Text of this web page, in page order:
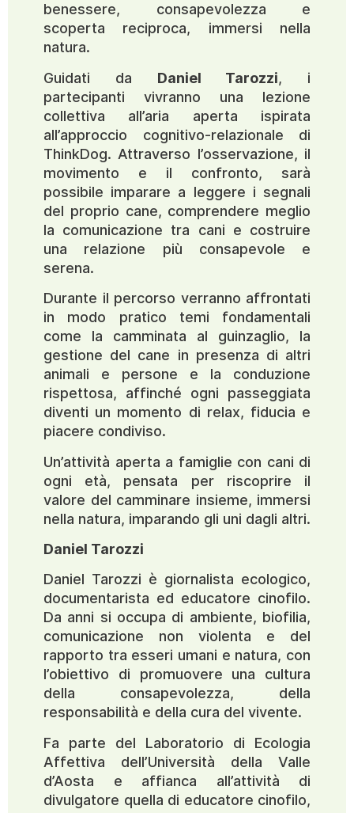
benessere, consapevolezza e
scoperta reciproca, immersi nella
natura.
Guidati da Daniel Tarozzi, i
partecipanti vivranno una lezione
collettiva all’aria aperta ispirata
all’approccio cognitivo-relazionale di
ThinkDog. Attraverso l’osservazione, il
movimento e il confronto, sarà
possibile imparare a leggere i segnali
del proprio cane, comprendere meglio
la comunicazione tra cani e costruire
una relazione più consapevole e
serena.
Durante il percorso verranno affrontati
in modo pratico temi fondamentali
come la camminata al guinzaglio, la
gestione del cane in presenza di altri
animali e persone e la conduzione
rispettosa, affinché ogni passeggiata
diventi un momento di relax, fiducia e
piacere condiviso.
Un’attività aperta a famiglie con cani di
ogni età, pensata per riscoprire il
valore del camminare insieme, immersi
nella natura, imparando gli uni dagli altri.
Daniel Tarozzi
Daniel Tarozzi è giornalista ecologico,
documentarista ed educatore cinofilo.
Da anni si occupa di ambiente, biofilia,
comunicazione non violenta e del
rapporto tra esseri umani e natura, con
l’obiettivo di promuovere una cultura
della consapevolezza, della
responsabilità e della cura del vivente.
Fa parte del Laboratorio di Ecologia
Affettiva dell’Università della Valle
d’Aosta e affianca all’attività di
divulgatore quella di educatore cinofilo,